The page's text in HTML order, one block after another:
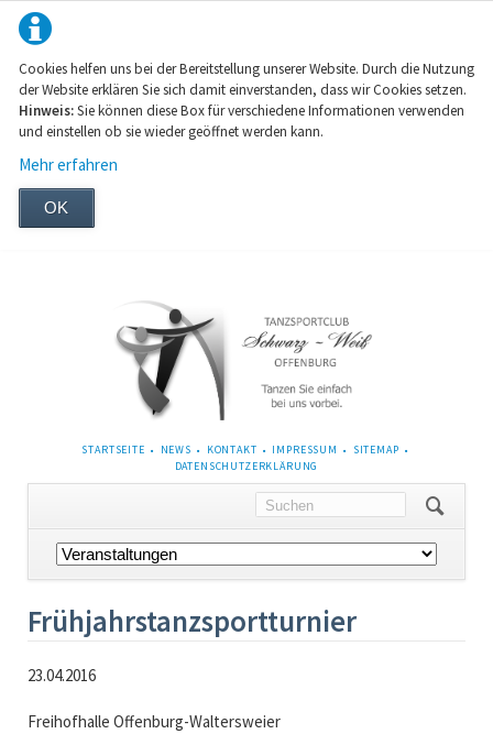
Cookies helfen uns bei der Bereitstellung unserer Website. Durch die Nutzung
der Website erklären Sie sich damit einverstanden, dass wir Cookies setzen.
Hinweis:Sie können diese Box für verschiedene Informationen verwenden
und einstellen ob sie wieder geöffnet werden kann.
Mehr erfahren
OK
NAVIGATION
STARTSEITE NEWS KONTAKT IMPRESSUM
SITEMAP
DATENSCHUTZERKLÄRUNG
Navigation
überspringen
Frühjahrstanzsportturnier
23.04.2016
Freihofhalle Offenburg-Waltersweier